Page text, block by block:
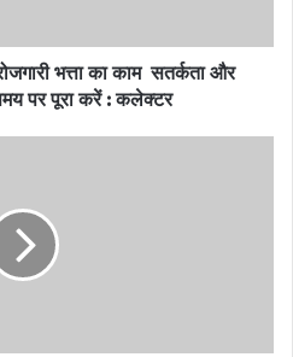
हेतु प्रमाण पत्र, निःशक्तता प्रमाण
तैयार रखे। ताकि अभ्यर्थियों को इन
for Chhattisgarh
will be available on the
भत्ता का काम सतर्कता और
पर पूरा करें : कलेक्टर